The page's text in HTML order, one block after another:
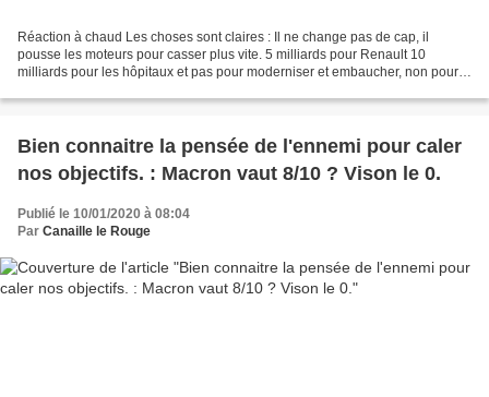
Réaction à chaud Les choses sont claires : Il ne change pas de cap, il
pousse les moteurs pour casser plus vite. 5 milliards pour Renault 10
milliards pour les hôpitaux et pas pour moderniser et embaucher, non pour
Bien connaitre la pensée de l'ennemi pour caler
nos objectifs. : Macron vaut 8/10 ? Vison le 0.
Publié le 10/01/2020 à 08:04
Par Canaille le Rouge